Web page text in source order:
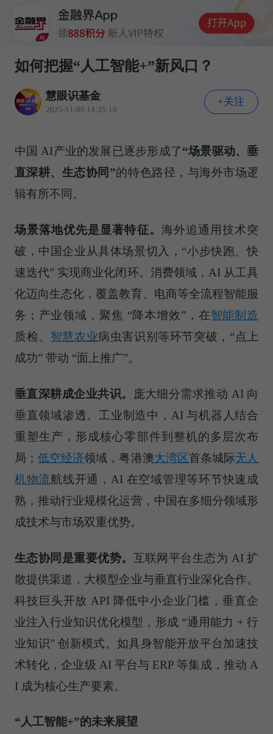
如何把握“人工智能+”新风口？
慧眼识基金
2025-11-06 14:35:10
+关注
中国 AI产业的发展已逐步形成了“场景驱动、垂
直深耕、生态协同”的特色路径，与海外市场逻
辑有所不同。
场景落地优先是显著特征。 海外追通用技术突
破，中国企业从具体场景切入，“小步快跑、快
速迭代” 实现商业化闭环。消费领域，AI 从工具
化迈向生态化，覆盖教育、电商等全流程智能服
务；产业领域，聚焦 “降本增效”，在智能制造
质检、 智慧农业病虫害识别等环节突破，“点上
成功” 带动 “面上推广”。
垂直深耕成企业共识。
庞大细分需求推动 AI 向
垂直领域渗透。工业制造中，AI 与机器人结合
重塑生产，形成核心零部件到整机的多层次布
局； 低空经济领域，粤港澳大湾区首条城际无人
机物流航线开通，AI 在空域管理等环节快速成
熟，推动行业规模化运营，中国在多细分领域形
成技术与市场双重优势。
生态协同是重要优势。 互联网平台生态为 AI 扩
散提供渠道，大模型企业与垂直行业深化合作。
科技巨头开放 API 降低中小企业门槛，垂直企
业注入行业知识优化模型，形成 “通用能力 + 行
业知识” 创新模式。如具身智能开放平台加速技
术转化，企业级 AI 平台与 ERP 等集成，推动 A
I 成为核心生产要素。
“人工智能+”的未来展望